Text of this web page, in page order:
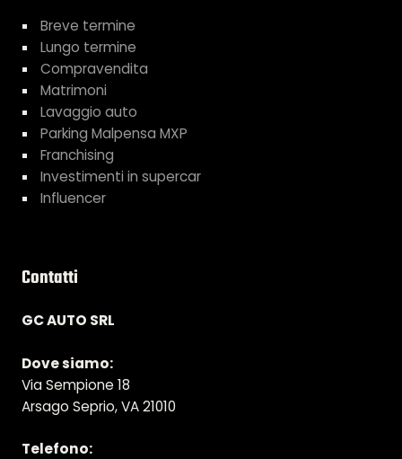
Breve termine
Lungo termine
Compravendita
Matrimoni
Lavaggio auto
Parking Malpensa MXP
Franchising
Investimenti in supercar
Influencer
Contatti
GC AUTO SRL
Dove siamo:
Via Sempione 18
Arsago Seprio, VA 21010
Telefono: